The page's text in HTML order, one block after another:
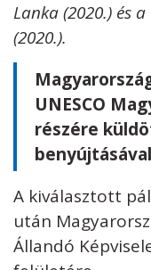
Lanka (2020.) és
(2020.).
UNESCO
részére
A kiválasztott
után
Állandó